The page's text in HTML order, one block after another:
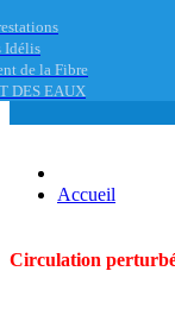
Idélis
de la Fibre
DES EAUX
Accueil
Circulation